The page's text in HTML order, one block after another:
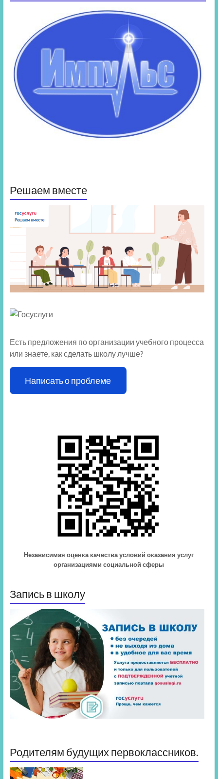
Решаем вместе
Есть предложения по организации учебного процесса
или знаете, как сделать школу лучше?
Написать о проблеме
Независимая оценка качества условий оказания услуг
организациями социальной сферы
Запись в школу
Родителям будущих первоклассников.